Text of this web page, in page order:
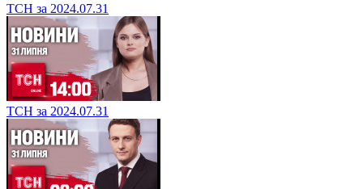
ТСН за 2024.07.31
ТСН за 2024.07.31